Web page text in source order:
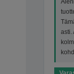
asti.